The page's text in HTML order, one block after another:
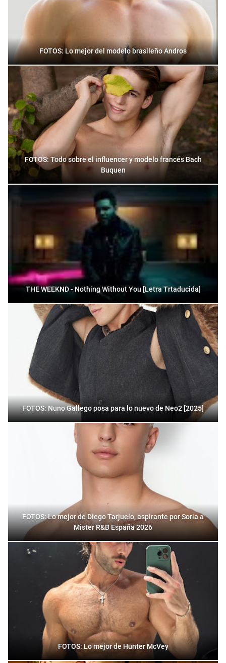
FOTOS: Lo mejor del modelo brasileño Andros
FOTOS: Todo sobre el influencer y modelo francés Bach
Buquen
THE WEEKND - Nothing Without You [Letra Trtaducida]
FOTOS: Nuno Gallego posa para lo nuevo de Neo2 [2025]
FOTOS: Lo mejor de Diego Tarjuelo, aspirante por Soria a
Mister R&B España 2026
FOTOS: Lo mejor de Hunter McVey